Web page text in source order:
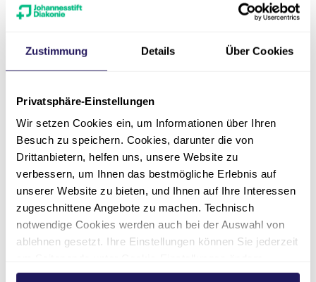
Zustimmung Details Über Cookies
Privatsphäre-Einstellungen
Wir setzen Cookies ein, um Informationen über Ihren
Besuch zu speichern. Cookies, darunter die von
Drittanbietern, helfen uns, unsere Website zu
verbessern, um Ihnen das bestmögliche Erlebnis auf
unserer Website zu bieten, und Ihnen auf Ihre Interessen
zugeschnittene Angebote zu machen. Technisch
notwendige Cookies werden auch bei der Auswahl von
ablehnen gesetzt. Ihre Einstellungen können Sie jederzeit
Weitere Informationen hierzu finden Sie in unserer
Menschen mit Behinderungen
Kinder-, Jugend- und Familienhilfe
Ausbildung in der Gesundheits- und
Sozialberufen
Dienstleistungen für Gesundheits- und
Sozialeinrichtungen
Seite teilen